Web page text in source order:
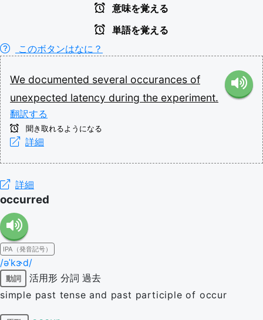
意味を覚える
単語を覚える
このボタンはなに？
We documented several occurances of
unexpected latency during the experiment.
翻訳する
聞き取れるようになる
詳細
詳細
occurred
IPA（発音記号）
/əˈkɝd/
動詞 活用形 分詞 過去
simple past tense and past participle of occur